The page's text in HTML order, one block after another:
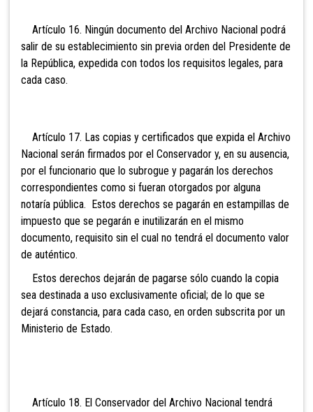
Artículo 16. Ningún documento del Archivo Nacional podrá
salir de su establecimiento sin previa orden del Presidente de
la República, expedida con todos los requisitos legales, para
cada caso.
Artículo 17. Las copias y certificados que expida el Archivo
Nacional serán firmados por el Conservador y, en su ausencia,
por el funcionario que lo subrogue y pagarán los derechos
correspondientes como si fueran otorgados por alguna
notaría pública. Estos derechos se pagarán en estampillas de
impuesto que se pegarán e inutilizarán en el mismo
documento, requisito sin el cual no tendrá el documento valor
de auténtico.
Estos derechos dejarán de pagarse sólo cuando la copia
sea destinada a uso exclusivamente oficial; de lo que se
dejará constancia, para cada caso, en orden subscrita por un
Ministerio de Estado.
Artículo 18. El Conservador del Archivo Nacional tendrá